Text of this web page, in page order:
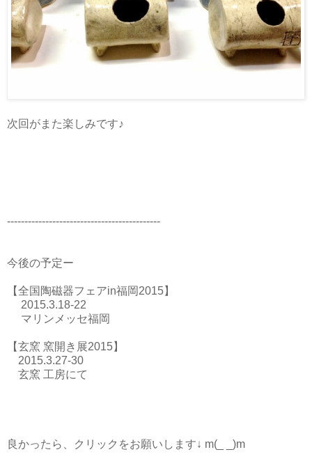
次回がまた楽しみです♪
--------------------------------------------
今後の予定ー
【全国陶磁器フェアin福岡2015】
2015.3.18-22
マリンメッセ福岡
【玄窯 窯開き展2015】
2015.3.27-30
玄窯 工房にて
良かったら、クリックをお願いします↓ m(_ _)m